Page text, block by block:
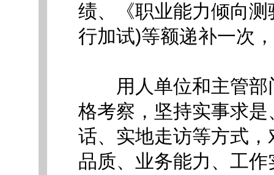
绩、《职业能力倾向
行加试)等额递补一次
用人单位和主管部
格考察，坚持实事求
话、实地走访等方式
品质、业务能力、工